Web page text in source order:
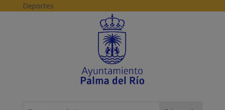
Skip to content
Deportes